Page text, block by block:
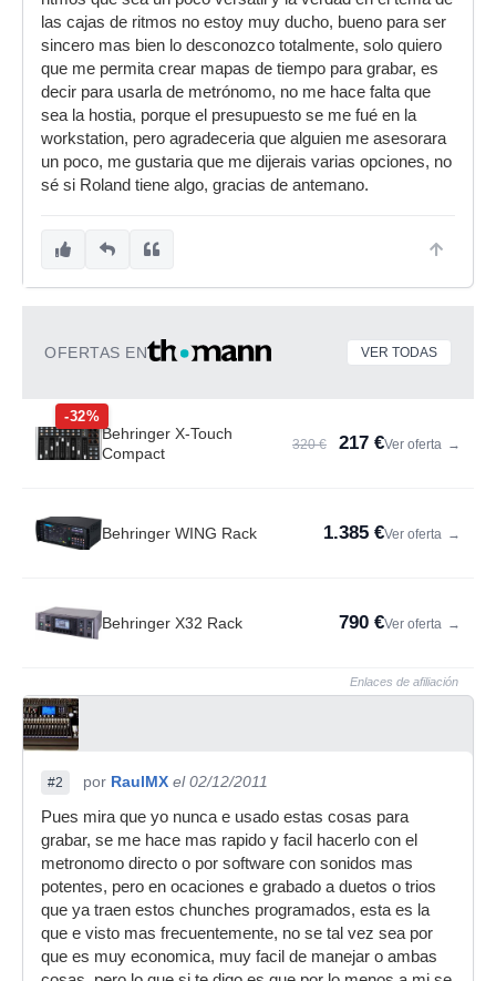
las cajas de ritmos no estoy muy ducho, bueno para ser
sincero mas bien lo desconozco totalmente, solo quiero
que me permita crear mapas de tiempo para grabar, es
decir para usarla de metrónomo, no me hace falta que
sea la hostia, porque el presupuesto se me fué en la
workstation, pero agradeceria que alguien me asesorara
un poco, me gustaria que me dijerais varias opciones, no
sé si Roland tiene algo, gracias de antemano.
OFERTAS EN VER TODAS
-32%
Behringer X-Touch
Compact
320 € 217 €Ver oferta →
Behringer WING Rack 1.385 €Ver oferta →
Behringer X32 Rack 790 €Ver oferta →
Enlaces de afiliación
#2 por RaulMX el 02/12/2011
Pues mira que yo nunca e usado estas cosas para
grabar, se me hace mas rapido y facil hacerlo con el
metronomo directo o por software con sonidos mas
potentes, pero en ocaciones e grabado a duetos o trios
que ya traen estos chunches programados, esta es la
que e visto mas frecuentemente, no se tal vez sea por
que es muy economica, muy facil de manejar o ambas